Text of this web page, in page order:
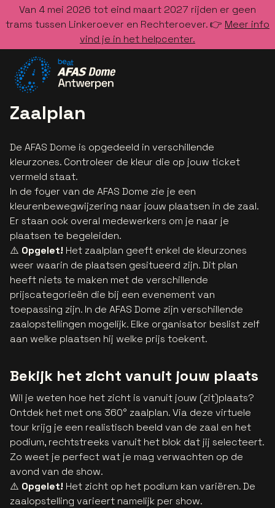
Van 4 mei 2026 tot eind maart 2027 rijden er geen
trams tussen Linkeroever en Rechteroever. 👉 Meer info
vind je in het helpcenter.
Zaalplan
De AFAS Dome is opgedeeld in verschillende
kleurzones. Controleer de kleur die op jouw ticket
vermeld staat.
In de foyer van de AFAS Dome zie je een
kleurenbewegwijzering naar jouw plaatsen in de zaal.
Er staan ook overal medewerkers om je naar je
plaatsen te begeleiden.
⚠️ Opgelet! Het zaalplan geeft enkel de kleurzones
weer waarin de plaatsen gesitueerd zijn. Dit plan
heeft niets te maken met de verschillende
prijscategorieën die bij een evenement van
toepassing zijn. In de AFAS Dome zijn verschillende
zaalopstellingen mogelijk. Elke organisator beslist zelf
aan welke plaatsen hij welke prijs toekent.
Bekijk het zicht vanuit jouw plaats
Wil je weten hoe het zicht is vanuit jouw (zit)plaats?
Ontdek het met ons 360° zaalplan. Via deze virtuele
tour krijg je een realistisch beeld van de zaal en het
podium, rechtstreeks vanuit het blok dat jij selecteert.
Zo weet je perfect wat je mag verwachten op de
avond van de show.
⚠️ Opgelet! Het zicht op het podium kan variëren. De
zaalopstelling varieert namelijk per show.